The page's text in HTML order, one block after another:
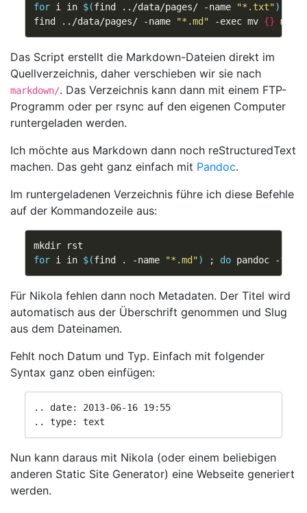
for i in $(find ../data/pages/ -name "*.txt")
find ../data/pages/ -name
"*.md" -exec mv {}
Das Script erstellt die Markdown-Dateien direkt im
Quellverzeichnis, daher verschieben wir sie nach
markdown/. Das Verzeichnis kann dann mit einem FTP-
Programm oder per rsync auf den eigenen Computer
runtergeladen werden.
Ich möchte aus Markdown dann noch reStructuredText
machen. Das geht ganz einfach mit Pandoc.
Im runtergeladenen Verzeichnis führe ich diese Befehle
auf der Kommandozeile aus:
for i in $(find . -name "*.md") ; do pandoc -f
Für Nikola fehlen dann noch Metadaten. Der Titel wird
automatisch aus der Überschrift genommen und Slug
aus dem Dateinamen.
Fehlt noch Datum und Typ. Einfach mit folgender
Syntax ganz oben einfügen:
.. date: 2013-06-16 19:55
Nun kann daraus mit Nikola (oder einem beliebigen
anderen Static Site Generator) eine Webseite generiert
werden.